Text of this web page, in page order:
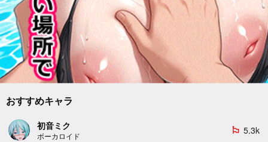
おすすめキャラ
初音ミク
ボーカロイド
emoji_flags 5.3k